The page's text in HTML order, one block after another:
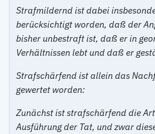
Strafmildernd ist dabei
berücksichtigt worden, daß der
bisher unbestraft ist, daß er in
Verhältnissen lebt und daß er
Strafschärfend ist allein das
gewertet worden:
Zunächst ist strafschärfend die
Ausführung der Tat, und zwar